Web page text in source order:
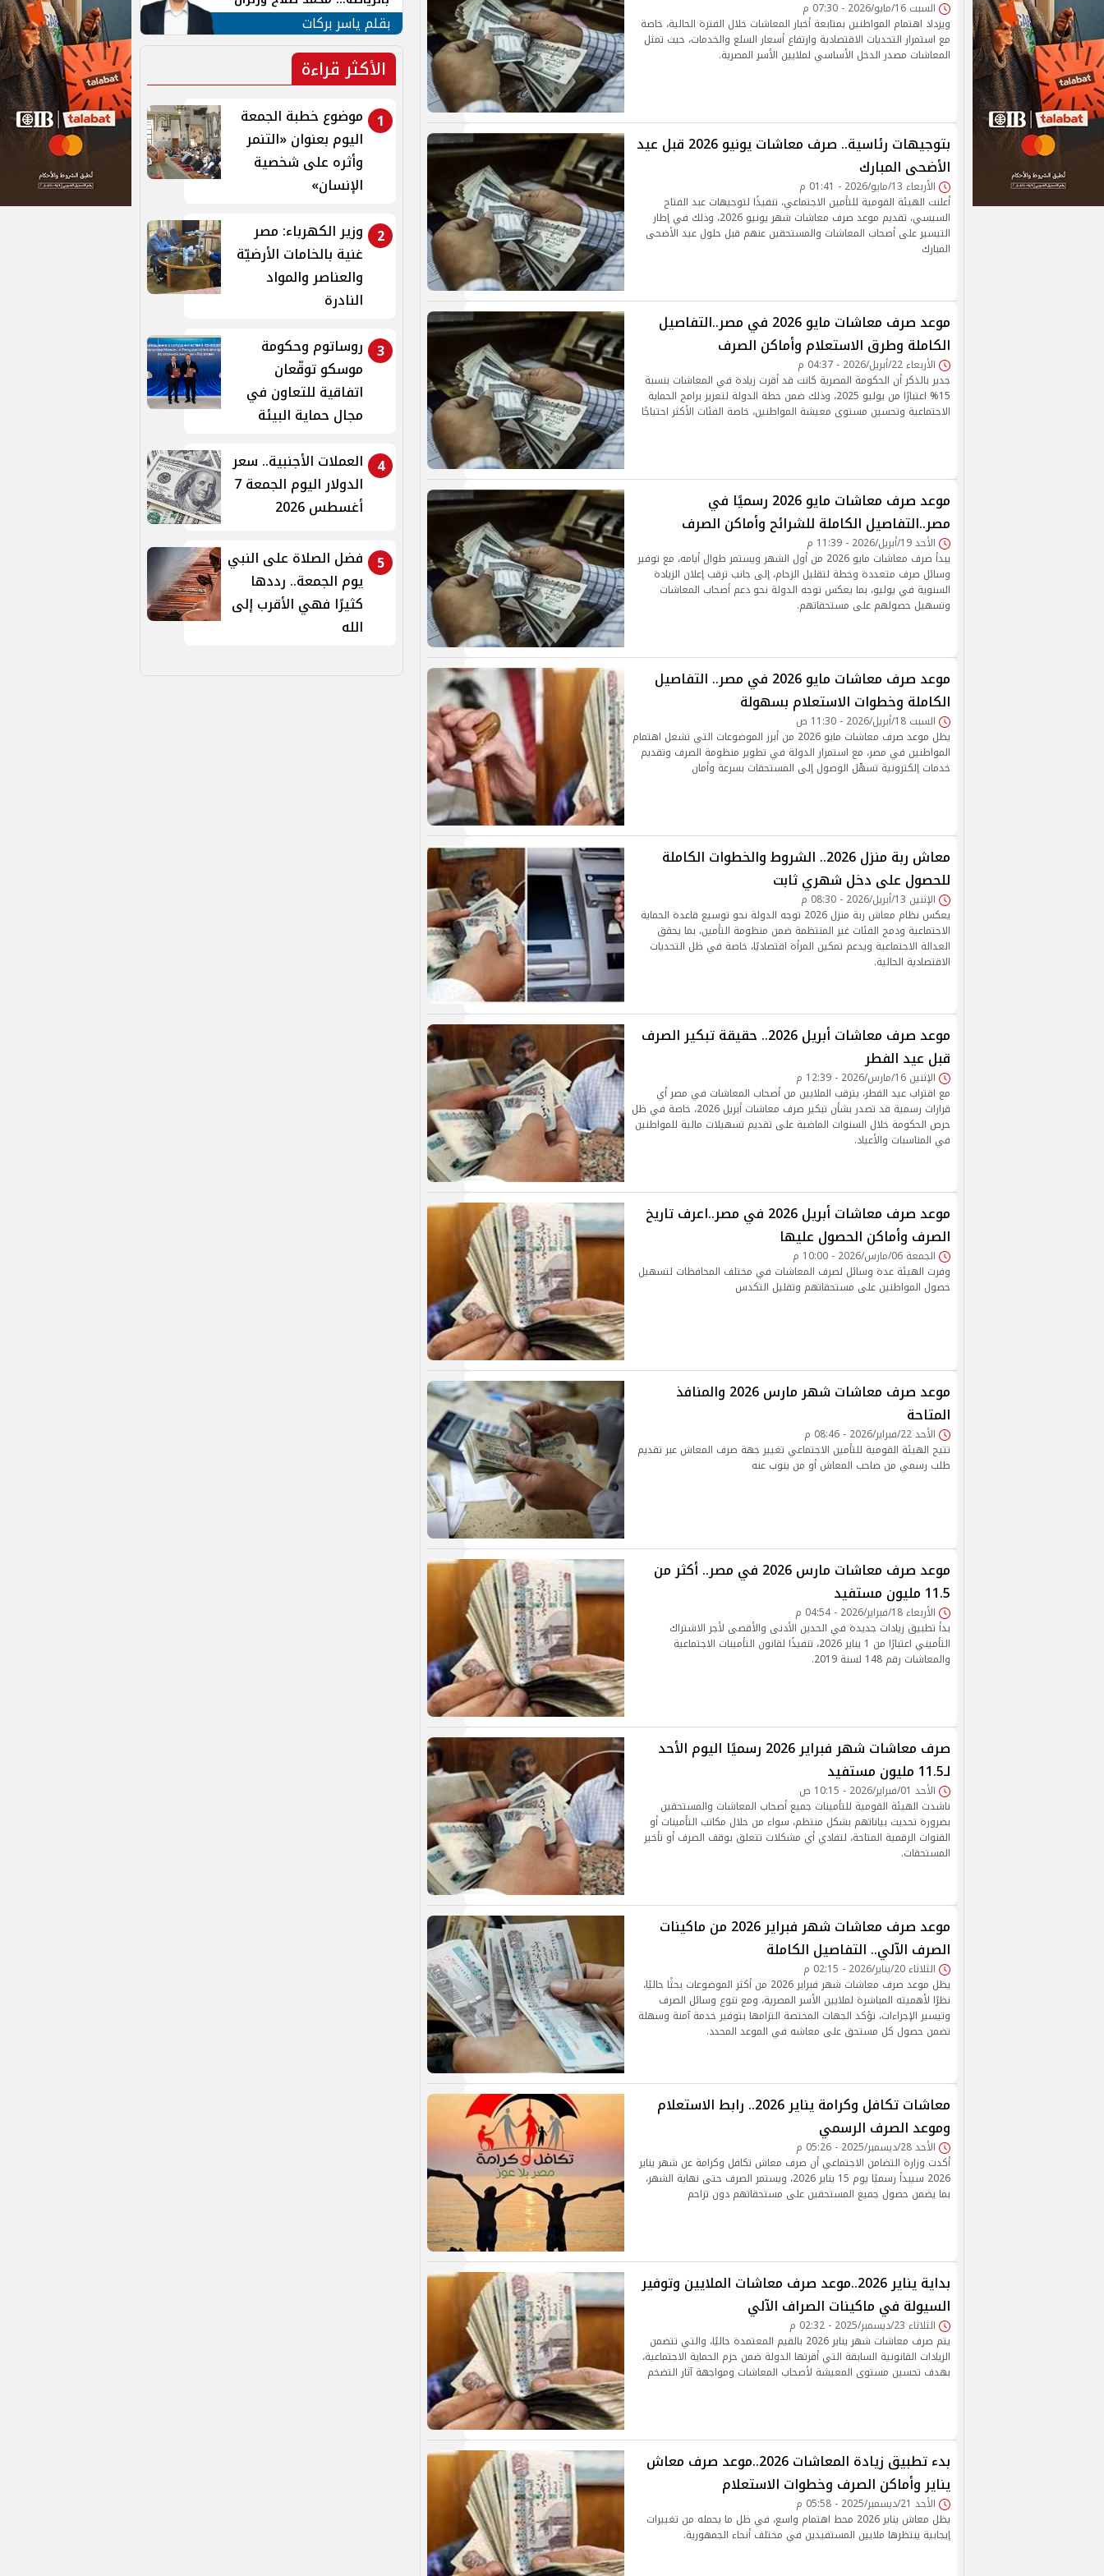
السبت 16/مايو/2026 - 07:30 م
ويزداد اهتمام المواطنين بمتابعة أخبار المعاشات خلال الفترة الحالية، خاصة
مع استمرار التحديات الاقتصادية وارتفاع أسعار السلع والخدمات، حيث تمثل
المعاشات مصدر الدخل الأساسي لملايين الأسر المصرية.
بتوجيهات رئاسية.. صرف معاشات يونيو 2026 قبل عيد
الأضحى المبارك
الأربعاء 13/مايو/2026 - 01:41 م
أعلنت الهيئة القومية للتأمين الاجتماعي، تنفيذًا لتوجيهات عبد الفتاح
السيسي، تقديم موعد صرف معاشات شهر يونيو 2026، وذلك في إطار
التيسير على أصحاب المعاشات والمستحقين عنهم قبل حلول عيد الأضحى
المبارك
موعد صرف معاشات مايو 2026 في مصر..التفاصيل
الكاملة وطرق الاستعلام وأماكن الصرف
الأربعاء 22/أبريل/2026 - 04:37 م
جدير بالذكر أن الحكومة المصرية كانت قد أقرت زيادة في المعاشات بنسبة
15% اعتبارًا من يوليو 2025، وذلك ضمن خطة الدولة لتعزيز برامج الحماية
الاجتماعية وتحسين مستوى معيشة المواطنين، خاصة الفئات الأكثر احتياجًا
موعد صرف معاشات مايو 2026 رسميًا في
مصر..التفاصيل الكاملة للشرائح وأماكن الصرف
الأحد 19/أبريل/2026 - 11:39 م
يبدأ صرف معاشات مايو 2026 من أول الشهر ويستمر طوال أيامه، مع توفير
وسائل صرف متعددة وخطة لتقليل الزحام، إلى جانب ترقب إعلان الزيادة
السنوية في يوليو، بما يعكس توجه الدولة نحو دعم أصحاب المعاشات
وتسهيل حصولهم على مستحقاتهم.
موعد صرف معاشات مايو 2026 في مصر.. التفاصيل
الكاملة وخطوات الاستعلام بسهولة
السبت 18/أبريل/2026 - 11:30 ص
يظل موعد صرف معاشات مايو 2026 من أبرز الموضوعات التي تشغل اهتمام
المواطنين في مصر، مع استمرار الدولة في تطوير منظومة الصرف وتقديم
خدمات إلكترونية تسهّل الوصول إلى المستحقات بسرعة وأمان
معاش ربة منزل 2026.. الشروط والخطوات الكاملة
للحصول على دخل شهري ثابت
الإثنين 13/أبريل/2026 - 08:30 م
يعكس نظام معاش ربة منزل 2026 توجه الدولة نحو توسيع قاعدة الحماية
الاجتماعية ودمج الفئات غير المنتظمة ضمن منظومة التأمين، بما يحقق
العدالة الاجتماعية ويدعم تمكين المرأة اقتصاديًا، خاصة في ظل التحديات
الاقتصادية الحالية.
موعد صرف معاشات أبريل 2026.. حقيقة تبكير الصرف
قبل عيد الفطر
الإثنين 16/مارس/2026 - 12:39 م
مع اقتراب عيد الفطر، يترقب الملايين من أصحاب المعاشات في مصر أي
قرارات رسمية قد تصدر بشأن تبكير صرف معاشات أبريل 2026، خاصة في ظل
حرص الحكومة خلال السنوات الماضية على تقديم تسهيلات مالية للمواطنين
في المناسبات والأعياد.
موعد صرف معاشات أبريل 2026 في مصر..اعرف تاريخ
الصرف وأماكن الحصول عليها
الجمعة 06/مارس/2026 - 10:00 م
وفرت الهيئة عدة وسائل لصرف المعاشات في مختلف المحافظات لتسهيل
حصول المواطنين على مستحقاتهم وتقليل التكدس
موعد صرف معاشات شهر مارس 2026 والمنافذ
المتاحة
الأحد 22/فبراير/2026 - 08:46 م
تتيح الهيئة القومية للتأمين الاجتماعي تغيير جهة صرف المعاش عبر تقديم
طلب رسمي من صاحب المعاش أو من ينوب عنه
موعد صرف معاشات مارس 2026 في مصر.. أكثر من
11.5 مليون مستفيد
الأربعاء 18/فبراير/2026 - 04:54 م
بدأ تطبيق زيادات جديدة في الحدين الأدنى والأقصى لأجر الاشتراك
التأميني اعتبارًا من 1 يناير 2026، تنفيذًا لقانون التأمينات الاجتماعية
والمعاشات رقم 148 لسنة 2019.
صرف معاشات شهر فبراير 2026 رسميًا اليوم الأحد
لـ11.5 مليون مستفيد
الأحد 01/فبراير/2026 - 10:15 ص
ناشدت الهيئة القومية للتأمينات جميع أصحاب المعاشات والمستحقين
بضرورة تحديث بياناتهم بشكل منتظم، سواء من خلال مكاتب التأمينات أو
القنوات الرقمية المتاحة، لتفادي أي مشكلات تتعلق بوقف الصرف أو تأخير
المستحقات.
موعد صرف معاشات شهر فبراير 2026 من ماكينات
الصرف الآلي.. التفاصيل الكاملة
الثلاثاء 20/يناير/2026 - 02:15 م
يظل موعد صرف معاشات شهر فبراير 2026 من أكثر الموضوعات بحثًا حاليًا،
نظرًا لأهميته المباشرة لملايين الأسر المصرية، ومع تنوع وسائل الصرف
وتيسير الإجراءات، تؤكد الجهات المختصة التزامها بتوفير خدمة آمنة وسهلة
تضمن حصول كل مستحق على معاشه في الموعد المحدد.
معاشات تكافل وكرامة يناير 2026.. رابط الاستعلام
وموعد الصرف الرسمي
الأحد 28/ديسمبر/2025 - 05:26 م
أكدت وزارة التضامن الاجتماعي أن صرف معاش تكافل وكرامة عن شهر يناير
2026 سيبدأ رسميًا يوم 15 يناير 2026، ويستمر الصرف حتى نهاية الشهر،
بما يضمن حصول جميع المستحقين على مستحقاتهم دون تزاحم
بداية يناير 2026..موعد صرف معاشات الملايين وتوفير
السيولة في ماكينات الصراف الآلي
الثلاثاء 23/ديسمبر/2025 - 02:32 م
يتم صرف معاشات شهر يناير 2026 بالقيم المعتمدة حاليًا، والتي تتضمن
الزيادات القانونية السابقة التي أقرتها الدولة ضمن حزم الحماية الاجتماعية،
بهدف تحسين مستوى المعيشة لأصحاب المعاشات ومواجهة آثار التضخم
بدء تطبيق زيادة المعاشات 2026..موعد صرف معاش
يناير وأماكن الصرف وخطوات الاستعلام
الأحد 21/ديسمبر/2025 - 05:58 م
يظل معاش يناير 2026 محط اهتمام واسع، في ظل ما يحمله من تغييرات
إيجابية ينتظرها ملايين المستفيدين في مختلف أنحاء الجمهورية.
الهوية في الشارع التركي
بقلم ياسر بركات
الأكثر قراءة
1
موضوع خطبة الجمعة
اليوم بعنوان «التنمر
وأثره على شخصية
الإنسان»
2
وزير الكهرباء: مصر
غنية بالخامات الأرضيّة
والعناصر والمواد
النادرة
3 روساتوم وحكومة
موسكو توقّعان
اتفاقية للتعاون في
مجال حماية البيئة
4
العملات الأجنبية.. سعر
الدولار اليوم الجمعة 7
أغسطس 2026
5
فضل الصلاة على النبي
يوم الجمعة.. رددها
كثيرًا فهي الأقرب إلى
الله